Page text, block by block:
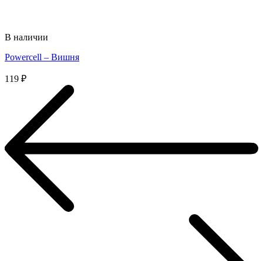
В наличии
Powercell – Вишня
119 ₽